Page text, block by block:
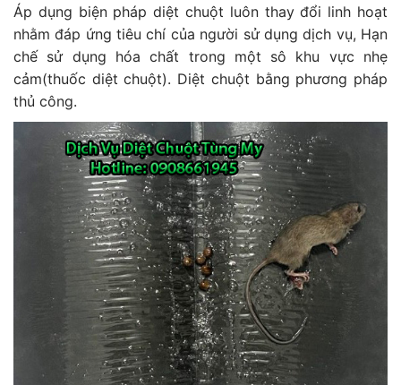
Áp dụng biện pháp diệt chuột luôn thay đổi linh hoạt
nhằm đáp ứng tiêu chí của người sử dụng dịch vụ, Hạn
chế sử dụng hóa chất trong một sô khu vực nhẹ
cảm(thuốc diệt chuột). Diệt chuột bằng phương pháp
thủ công.